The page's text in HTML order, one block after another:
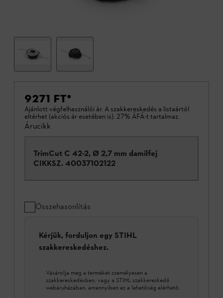
9271 FT*
Ajánlott végfelhasználói ár. A szakkereskedés a listaártól
eltérhet (akciós ár esetében is). 27% ÁFÁ-t tartalmaz.
Árucikk
TrimCut C 42-2, Ø 2,7 mm damilfej
CIKKSZ. 40037102122
Összehasonlítás
Kérjük, forduljon egy STIHL
szakkereskedéshez.
Vásárolja meg a terméket személyesen a
szakkereskedésben, vagy a STIHL szakkereskedő
webáruházában, amennyiben ez a lehetőség elérhető.